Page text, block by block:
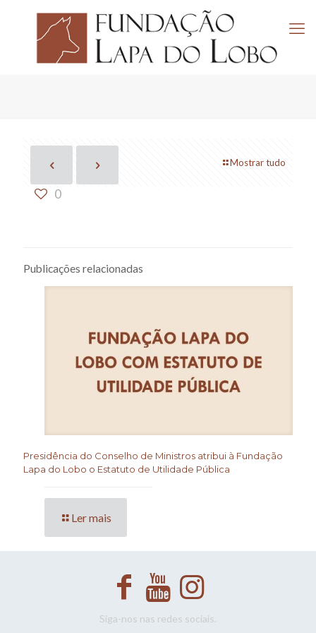
Mostrar tudo
0
Publicações relacionadas
Presidência do Conselho de Ministros atribui à Fundação
Lapa do Lobo o Estatuto de Utilidade Pública
Ler mais
Siga-nos nas redes sociais.